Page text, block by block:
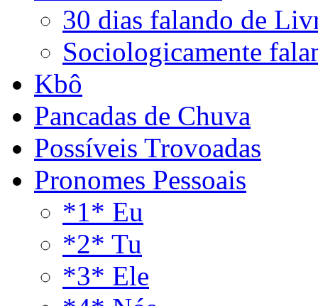
30 dias falando de
Sociologicamente
Kbô
Pancadas de Chuva
Possíveis Trovoadas
Pronomes Pessoais
*1* Eu
*2* Tu
*3* Ele